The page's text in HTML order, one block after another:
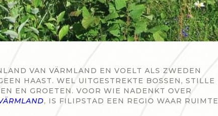
VAN VÄRMLAND EN VOELT ALS ZWEDEN
HAAST. WEL UITGESTREKTE BOSSEN, STILLE
EN GROETEN. VOOR WIE NADENKT OVER
, IS FILIPSTAD EEN REGIO WAAR RUIMTE